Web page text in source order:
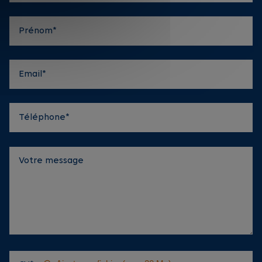
Prénom*
Email*
Téléphone*
Votre message